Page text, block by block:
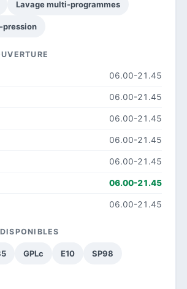
Lavage multi-programmes
pression
06.00-21.45
06.00-21.45
06.00-21.45
06.00-21.45
06.00-21.45
06.00-21.45
06.00-21.45
GPLc E10 SP98